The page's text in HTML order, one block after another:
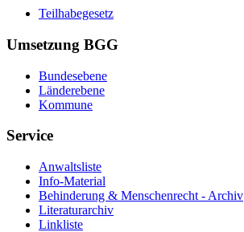
Teilhabegesetz
Umsetzung BGG
Bundesebene
Länderebene
Kommune
Service
Anwaltsliste
Info-Material
Behinderung & Menschenrecht - Archiv
Literaturarchiv
Linkliste